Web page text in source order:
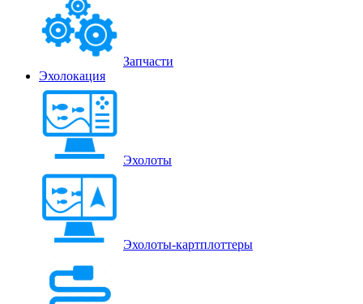
Запчасти
Эхолокация
Эхолоты
Эхолоты-картплоттеры